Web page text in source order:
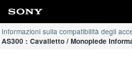
Informazioni sulla compatibilità degli
AS300 : Cavalletto / Monopiede